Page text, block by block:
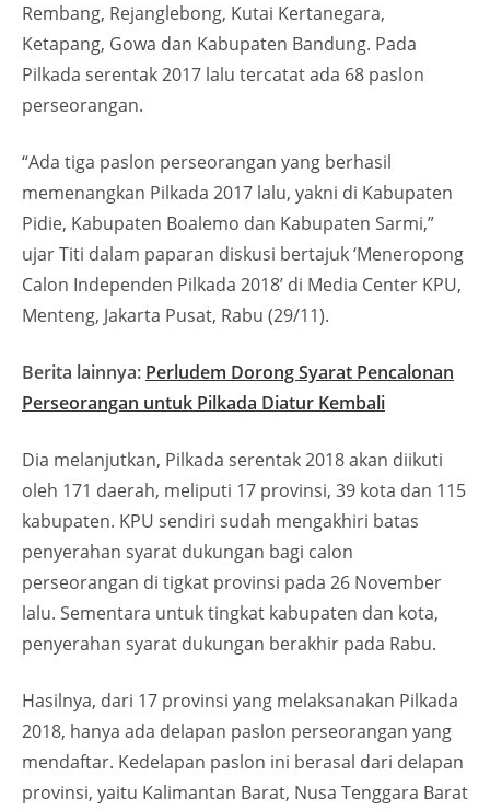
Rembang, Rejanglebong, Kutai Kertanegara,
Ketapang, Gowa dan Kabupaten Bandung. Pada
Pilkada serentak 2017 lalu tercatat ada 68 paslon
perseorangan.
“Ada tiga paslon perseorangan yang berhasil
memenangkan Pilkada 2017 lalu, yakni di Kabupaten
Pidie, Kabupaten Boalemo dan Kabupaten Sarmi,”
ujar Titi dalam paparan diskusi bertajuk ‘Meneropong
Calon Independen Pilkada 2018’ di Media Center KPU,
Menteng, Jakarta Pusat, Rabu (29/11).
Berita lainnya: Perludem Dorong Syarat Pencalonan
Perseorangan untuk Pilkada Diatur Kembali
Dia melanjutkan, Pilkada serentak 2018 akan diikuti
oleh 171 daerah, meliputi 17 provinsi, 39 kota dan 115
kabupaten. KPU sendiri sudah mengakhiri batas
penyerahan syarat dukungan bagi calon
perseorangan di tigkat provinsi pada 26 November
lalu. Sementara untuk tingkat kabupaten dan kota,
penyerahan syarat dukungan berakhir pada Rabu.
Hasilnya, dari 17 provinsi yang melaksanakan Pilkada
2018, hanya ada delapan paslon perseorangan yang
mendaftar. Kedelapan paslon ini berasal dari delapan
provinsi, yaitu Kalimantan Barat, Nusa Tenggara Barat